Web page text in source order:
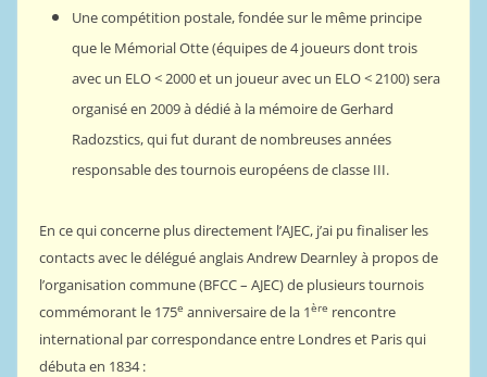
Une compétition postale, fondée sur le même principe
que le Mémorial Otte (équipes de 4 joueurs dont trois
avec un ELO < 2000 et un joueur avec un ELO < 2100) sera
organisé en 2009 à dédié à la mémoire de Gerhard
Radozstics, qui fut durant de nombreuses années
responsable des tournois européens de classe III.
En ce qui concerne plus directement l’AJEC, j’ai pu finaliser les
contacts avec le délégué anglais Andrew Dearnley à propos de
l’organisation commune (BFCC – AJEC) de plusieurs tournois
commémorant le 175e anniversaire de la 1ère rencontre
international par correspondance entre Londres et Paris qui
débuta en 1834 :